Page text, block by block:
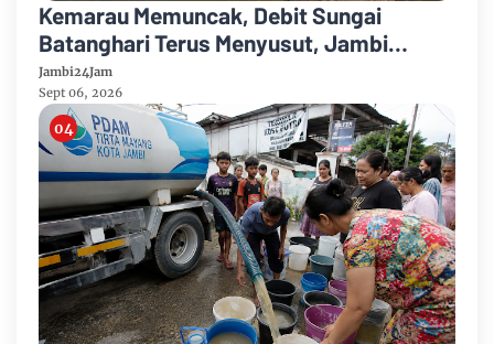
Kemarau Memuncak, Debit Sungai
Batanghari Terus Menyusut, Jambi
Hadapi Ancaman Krisis Air Bersih dan
Karhutla
Jambi24Jam
Sept 06, 2026